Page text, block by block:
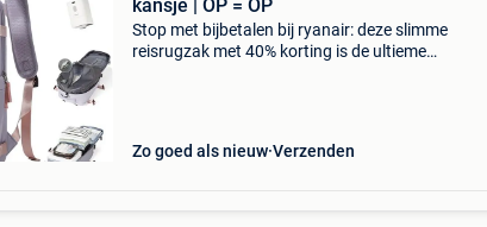
kansje | OP = OP
Stop met bijbetalen bij ryanair: deze slimme
reisrugzak met 40% korting is de ultieme
Zo goed als nieuw Verzenden